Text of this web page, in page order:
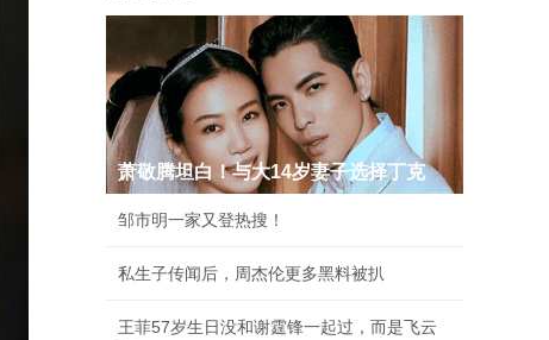
萧敬腾坦白！与大14岁妻子选择丁克
邹市明一家又登热搜！
私生子传闻后，周杰伦更多黑料被扒
王菲57岁生日没和谢霆锋一起过，而是飞云